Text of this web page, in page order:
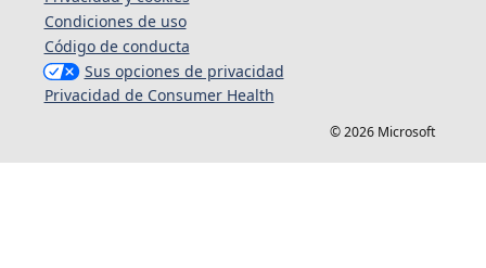
Condiciones de uso
Código de conducta
Sus opciones de privacidad
Privacidad de Consumer Health
© 2026 Microsoft